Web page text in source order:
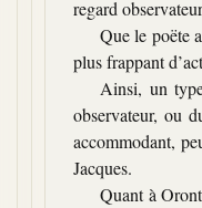
regard
Que le poëte
plus frappant
Ainsi, un
observateur, ou
accommodant,
Jacques.
Quant à